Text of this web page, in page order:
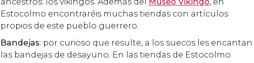
Estocolmo encontraréis muchas tiendas con artículos
propios de este pueblo guerrero.
Bandejas: por curioso que resulte, a los suecos les encantan
las bandejas de desayuno. En las tiendas de Estocolmo